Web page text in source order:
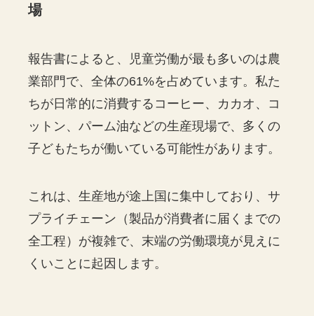
場
報告書によると、児童労働が最も多いのは農
業部門で、全体の61%を占めています。私た
ちが日常的に消費するコーヒー、カカオ、コ
ットン、パーム油などの生産現場で、多くの
子どもたちが働いている可能性があります。
これは、生産地が途上国に集中しており、サ
プライチェーン（製品が消費者に届くまでの
全工程）が複雑で、末端の労働環境が見えに
くいことに起因します。